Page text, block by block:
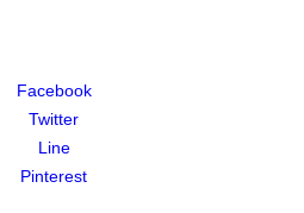
Facebook
Twitter
Line
Pinterest